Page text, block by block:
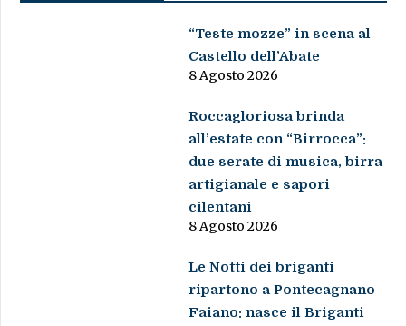
“Teste mozze” in scena al
Castello dell’Abate
8 Agosto 2026
Roccagloriosa brinda
all’estate con “Birrocca”:
due serate di musica, birra
artigianale e sapori
cilentani
8 Agosto 2026
Le Notti dei briganti
ripartono a Pontecagnano
Faiano: nasce il Briganti